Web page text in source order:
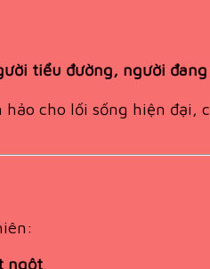
tiểu đường, người
cho lối sống hiện đại,
ngột.